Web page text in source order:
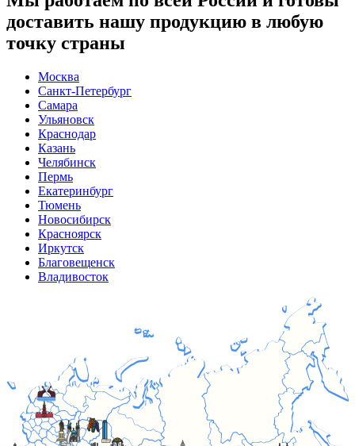
доставить нашу продукцию в любую
точку страны
Москва
Санкт-Петербург
Самара
Ульяновск
Краснодар
Казань
Челябинск
Пермь
Екатеринбург
Тюмень
Новосибирск
Красноярск
Иркутск
Благовещенск
Владивосток